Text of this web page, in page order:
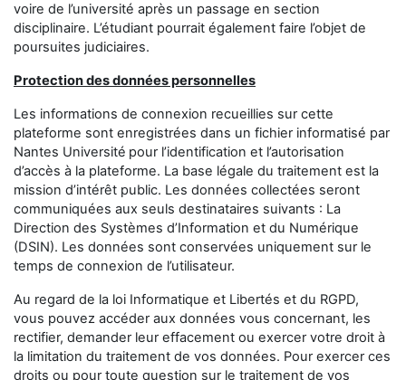
voire de l’université après un passage en section
disciplinaire. L’étudiant pourrait également faire l’objet de
poursuites judiciaires.
Protection des données personnelles
Les informations de connexion recueillies sur cette
plateforme sont enregistrées dans un fichier informatisé par
Nantes Université pour l’identification et l’autorisation
d’accès à la plateforme. La base légale du traitement est la
mission d’intérêt public. Les données collectées seront
communiquées aux seuls destinataires suivants : La
Direction des Systèmes d’Information et du Numérique
(DSIN). Les données sont conservées uniquement sur le
temps de connexion de l’utilisateur.
Au regard de la loi Informatique et Libertés et du RGPD,
vous pouvez accéder aux données vous concernant, les
rectifier, demander leur effacement ou exercer votre droit à
la limitation du traitement de vos données. Pour exercer ces
droits ou pour toute question sur le traitement de vos